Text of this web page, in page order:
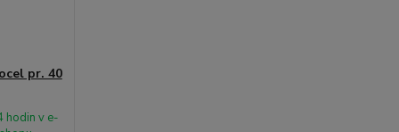
pr. 40
hodin v e-